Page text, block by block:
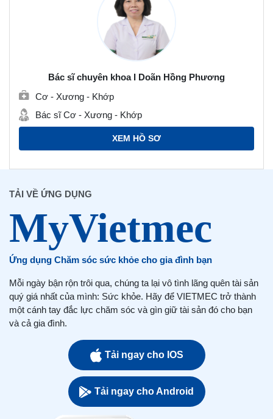
Bác sĩ chuyên khoa I Doãn Hồng Phương
Cơ - Xương - Khớp
Bác sĩ Cơ - Xương - Khớp
XEM HỒ SƠ
TẢI VỀ ỨNG DỤNG
Ứng dụng Chăm sóc sức khỏe cho gia đình bạn
Mỗi ngày bận rộn trôi qua, chúng ta lại vô tình lãng quên tài sản
quý giá nhất của mình: Sức khỏe. Hãy để VIETMEC trở thành
một cánh tay đắc lực chăm sóc và gìn giữ tài sản đó cho bạn
và cả gia đình.
Tải ngay cho IOS
Tải ngay cho Android